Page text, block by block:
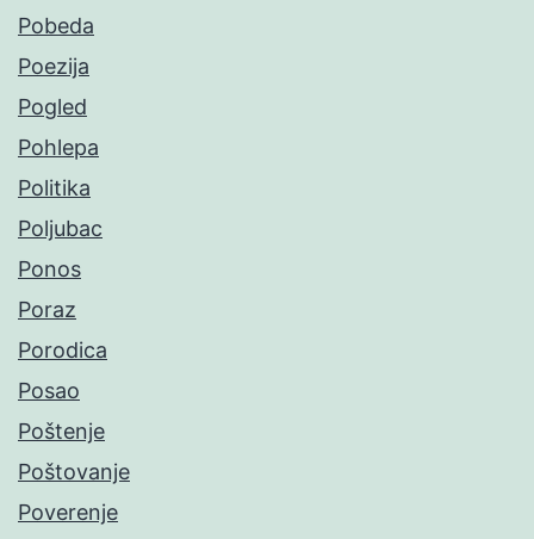
Pobeda
Poezija
Pogled
Pohlepa
Politika
Poljubac
Ponos
Poraz
Porodica
Posao
Poštenje
Poštovanje
Poverenje